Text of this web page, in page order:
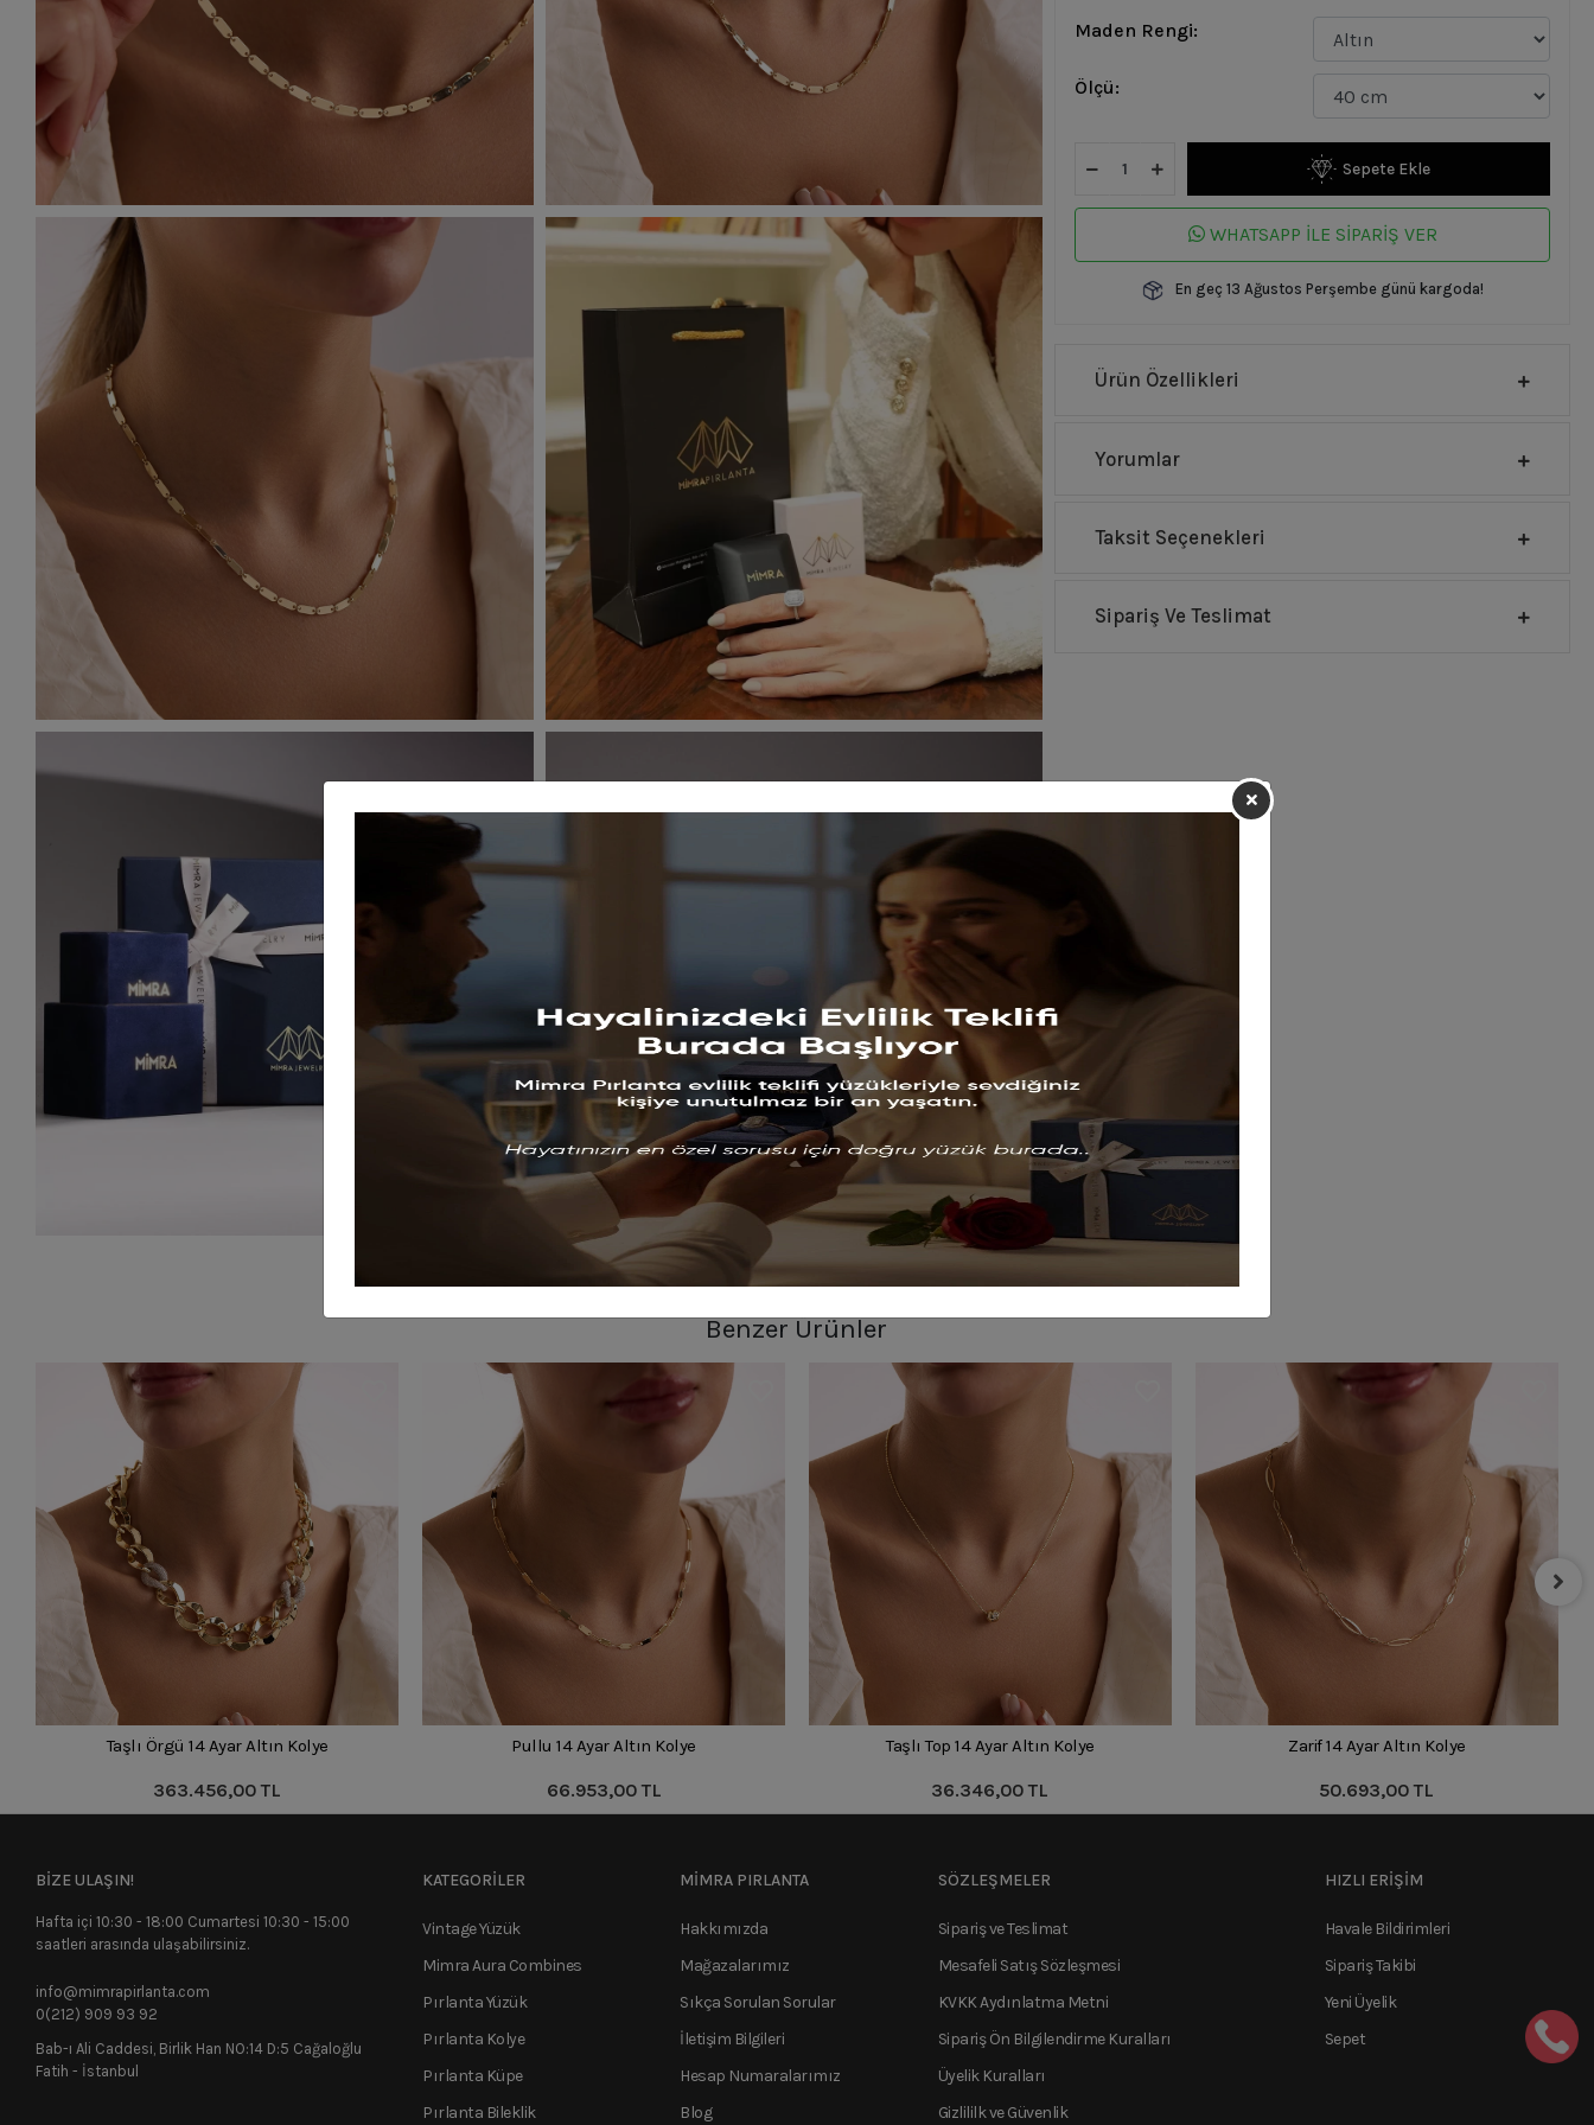
Maden Rengi:
Ölçü:
Sepete Ekle
WHATSAPP İLE SİPARİŞ VER
En geç 13 Ağustos Perşembe günü kargoda!
Ürün Özellikleri
Yorumlar
Taksit Seçenekleri
Sipariş Ve Teslimat
Benzer Ürünler
Taşlı Örgü 14 Ayar Altın Kolye
363.456,00 TL
Pullu 14 Ayar Altın Kolye
66.953,00 TL
Taşlı Top 14 Ayar Altın Kolye
36.346,00 TL
Zarif 14 Ayar Altın Kolye
50.693,00 TL
BİZE ULAŞIN!
Hafta içi 10:30 - 18:00 Cumartesi 10:30 - 15:00
saatleri arasında ulaşabilirsiniz.
info@mimrapirlanta.com
0(212) 909 93 92
Bab-ı Ali Caddesi, Birlik Han NO:14 D:5 Cağaloğlu
Fatih - İstanbul
KATEGORİLER
Vintage Yüzük
Mimra Aura Combines
Pırlanta Yüzük
Pırlanta Kolye
Pırlanta Küpe
Pırlanta Bileklik
MİMRA PIRLANTA
Hakkımızda
Mağazalarımız
Sıkça Sorulan Sorular
İletişim Bilgileri
Hesap Numaralarımız
Blog
SÖZLEŞMELER
Sipariş ve Teslimat
Mesafeli Satış Sözleşmesi
KVKK Aydınlatma Metni
Sipariş Ön Bilgilendirme Kuralları
Üyelik Kuralları
Gizlililk ve Güvenlik
HIZLI ERİŞİM
Havale Bildirimleri
Sipariş Takibi
Yeni Üyelik
Sepet